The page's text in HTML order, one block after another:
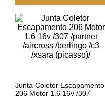
Junta Coletor Escapamento
206 Motor 1.6 16v /307